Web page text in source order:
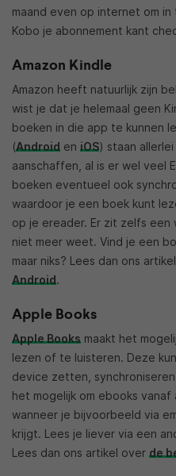
maand even op internet om
Kobo je abonnement kant
Amazon Kindle
Amazon heeft natuurlijk zijn
wist je dat je helemaal geen
boeken in die app te kunnen
(Android en iOS) staan
aanschaffen, al is er wel veel
boeken eventueel ook
waardoor je een boek kunt
op je ereader. Er zit zelfs
niet meer weet. Vind je een
maar niks? Lees dan ons
Android.
Apple Books
Apple Books maakt het
lezen of te luisteren. Deze
device zetten,
het mogelijk om ebooks vanaf
wanneer je bijvoorbeeld via
krijgt. Lees je liever via een
Lees dan ons artikel over de